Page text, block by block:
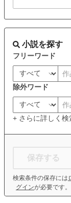
小説を探す
フリーワード
除外ワード
+ さらに詳しく検
保存する
検索条件の保存には
グインが必要です。